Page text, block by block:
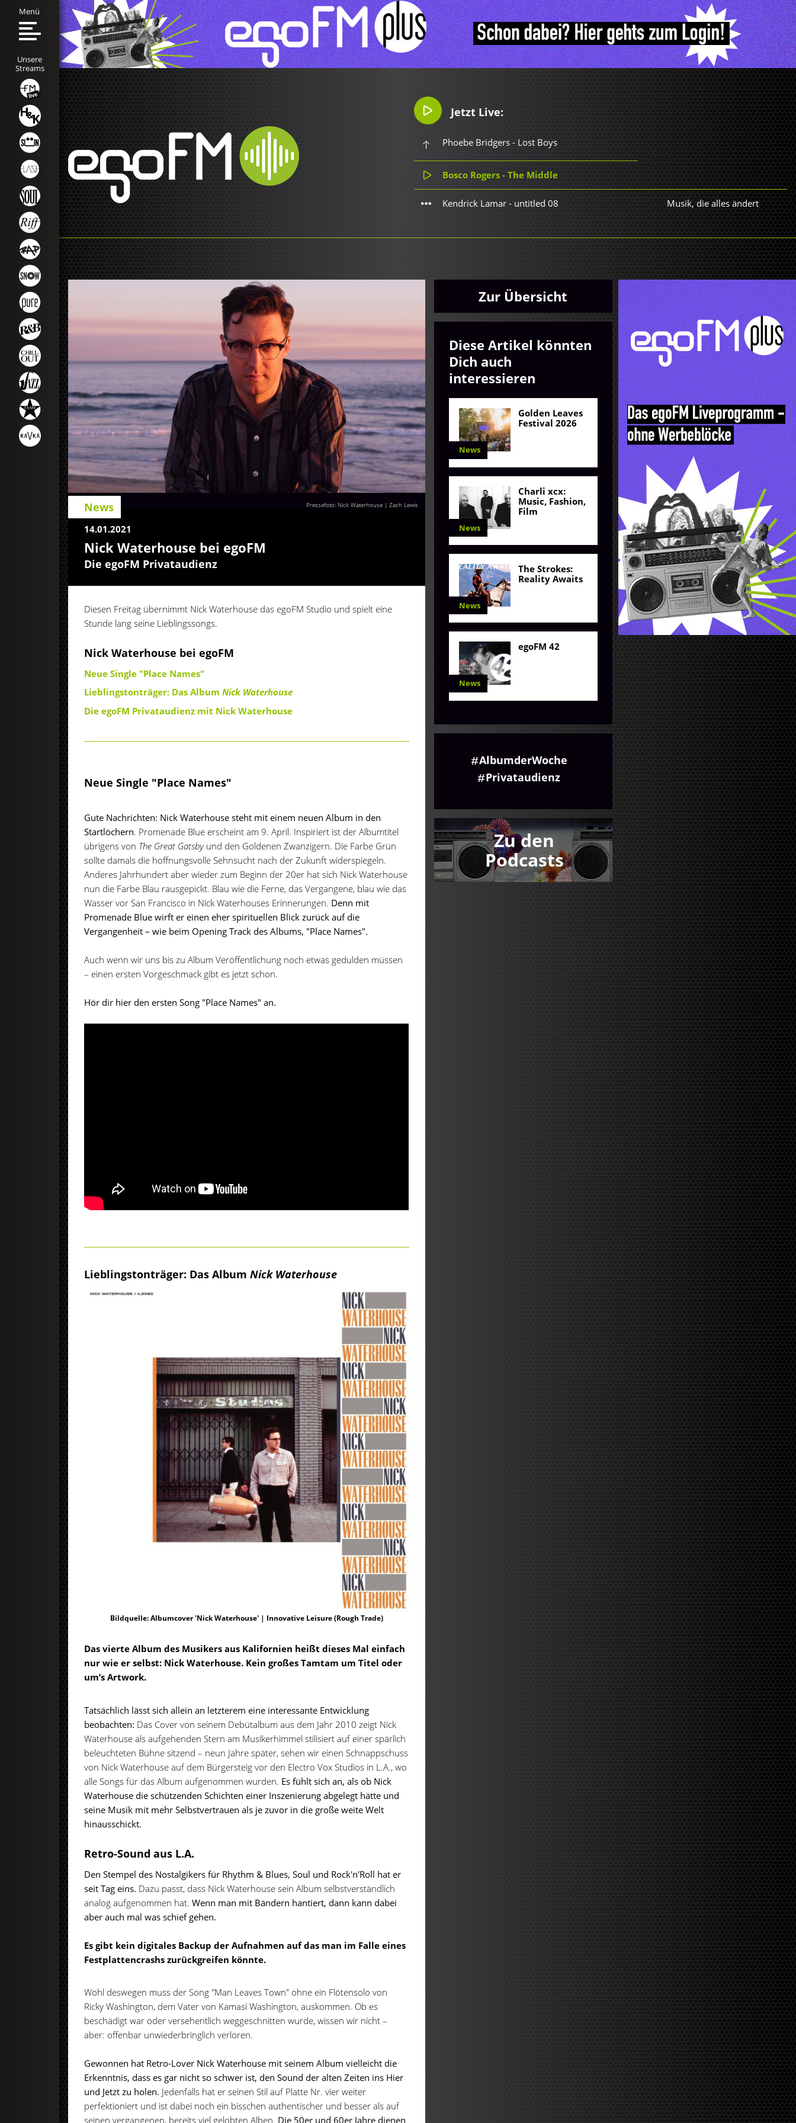
Jetzt Live:
Phoebe Bridgers - Lost Boys
Bosco Rogers - The Middle
Kendrick Lamar - untitled 08 Musik, die alles ändert
Menü
Unsere
Streams
Pressefoto: Nick Waterhouse | Zach Lewis
News
14.01.2021
Nick Waterhouse bei egoFM
Die egoFM Privataudienz
Diesen Freitag übernimmt Nick Waterhouse das egoFM Studio und spielt eine
Stunde lang seine Lieblingssongs.
Nick Waterhouse bei egoFM
Neue Single "Place Names"
Lieblingstonträger: Das AlbumNick Waterhouse
Die egoFM Privataudienz mit Nick Waterhouse
Neue Single "Place Names"
Gute Nachrichten: Nick Waterhouse steht mit einem neuen Album in den
Startlöchern. Promenade Blue erscheint am 9. April. Inspiriert ist der Albumtitel
übrigens von The Great Gatsbyund den Goldenen Zwanzigern. Die Farbe Grün
sollte damals die hoffnungsvolle Sehnsucht nach der Zukunft widerspiegeln.
Anderes Jahrhundert aber wieder zum Beginn der 20er hat sich Nick Waterhouse
nun die Farbe Blau rausgepickt. Blau wie die Ferne, das Vergangene, blau wie das
Wasser vor San Francisco in Nick Waterhouses Erinnerungen. Denn mit
Promenade Blue wirft er einen eher spirituellen Blick zurück auf die
Vergangenheit – wie beim Opening Track des Albums, "Place Names".
Auch wenn wir uns bis zu Album Veröffentlichung noch etwas gedulden müssen
– einen ersten Vorgeschmack gibt es jetzt schon.
Hör dir hier den ersten Song "Place Names" an.
Lieblingstonträger: Das AlbumNick Waterhouse
Bildquelle: Albumcover 'Nick Waterhouse' | Innovative Leisure (Rough Trade)
Das vierte Album des Musikers aus Kalifornien heißt dieses Mal einfach
nur wie er selbst: Nick Waterhouse. Kein großes Tamtam um Titel oder
um’s Artwork.
Tatsächlich lässt sich allein an letzterem eine interessante Entwicklung
beobachten: Das Cover von seinem Debütalbum aus dem Jahr 2010 zeigt Nick
Waterhouse als aufgehenden Stern am Musikerhimmel stilisiert auf einer spärlich
beleuchteten Bühne sitzend – neun Jahre später, sehen wir einen Schnappschuss
von Nick Waterhouse auf dem Bürgersteig vor den Electro Vox Studios in L.A., wo
alle Songs für das Album aufgenommen wurden. Es fühlt sich an, als ob Nick
Waterhouse die schützenden Schichten einer Inszenierung abgelegt hätte und
seine Musik mit mehr Selbstvertrauen als je zuvor in die große weite Welt
hinausschickt.
Retro-Sound aus L.A.
Den Stempel des Nostalgikers für Rhythm & Blues, Soul und Rock'n'Roll hat er
seit Tag eins. Dazu passt, dass Nick Waterhouse sein Album selbstverständlich
analog aufgenommen hat.Wenn man mit Bändern hantiert, dann kann dabei
aber auch mal was schief gehen.
Es gibt kein digitales Backup der Aufnahmen auf das man im Falle eines
Festplattencrashs zurückgreifen könnte.
Wohl deswegen muss der Song "Man Leaves Town" ohne ein Flötensolo von
Ricky Washington, dem Vater von Kamasi Washington, auskommen. Ob es
beschädigt war oder versehentlich weggeschnitten wurde, wissen wir nicht –
aber: offenbar unwiederbringlich verloren.
Gewonnen hat Retro-Lover Nick Waterhouse mit seinem Album vielleicht die
Erkenntnis, dass es gar nicht so schwer ist, den Sound der alten Zeiten ins Hier
und Jetzt zu holen. Jedenfalls hat er seinen Stil auf Platte Nr. vier weiter
perfektioniert und ist dabei noch ein bisschen authentischer und besser als auf
seinen vergangenen, bereits viel gelobten Alben. Die 50er und 60er Jahre dienen
Zur Übersicht
Diese Artikel könnten
Dich auch
interessieren
News
Golden Leaves
Festival 2026
News
Charli xcx:
Music, Fashion,
Film
News
The Strokes:
Reality Awaits
News
egoFM 42
AlbumderWoche
Privataudienz
Zu den
Podcasts